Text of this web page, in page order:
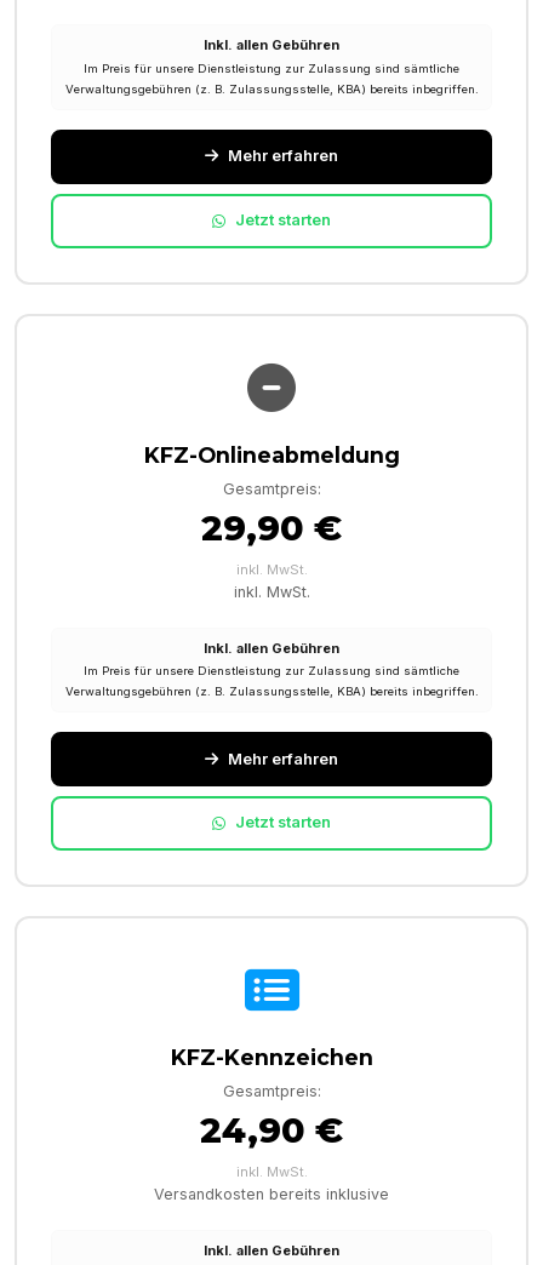
Inkl. allen Gebühren
Im Preis für unsere Dienstleistung zur Zulassung sind sämtliche
Verwaltungsgebühren (z. B. Zulassungsstelle, KBA) bereits inbegriffen.
Mehr erfahren
Jetzt starten
KFZ-Onlineabmeldung
Gesamtpreis:
29,90 €
inkl. MwSt.
inkl. MwSt.
Inkl. allen Gebühren
Im Preis für unsere Dienstleistung zur Zulassung sind sämtliche
Verwaltungsgebühren (z. B. Zulassungsstelle, KBA) bereits inbegriffen.
Mehr erfahren
Jetzt starten
KFZ-Kennzeichen
Gesamtpreis:
24,90 €
inkl. MwSt.
Versandkosten bereits inklusive
Inkl. allen Gebühren